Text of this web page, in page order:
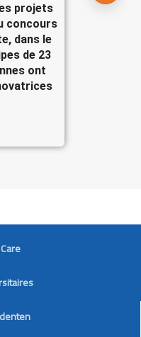
projets
concours
dans le
de 23
ont